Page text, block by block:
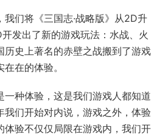
们将《三国志·战略版》从2D升
发出了新的游戏玩法：水战、火
历史上著名的赤壁之战搬到了游戏
在的体验。
一种体验，这是我们游戏人都知道
我们开始对内说，游戏之外，体验
体验不仅仅局限在游戏内，我们开